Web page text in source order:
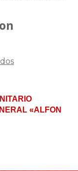
«ALFON